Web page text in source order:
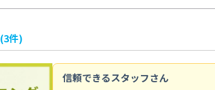
(3件)
信頼できるスタッフさん